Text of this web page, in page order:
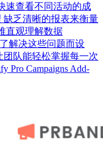
速查看不同活动的成
乏清晰的报表来衡量
直观理解数据
解决这些问题而设
队能轻松掌握每一次
Pro Campaigns Add-